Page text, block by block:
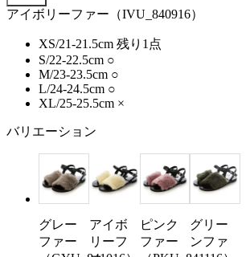
アイボリーファー（IVU_840916）
XS/21-21.5cm 残り1点
S/22-22.5cm ○
M/23-23.5cm ○
L/24-24.5cm ○
XL/25-25.5cm ×
バリエーション
グレー
ファー
アイボ
リーフ
ピンク
ファー
グリー
ンファ